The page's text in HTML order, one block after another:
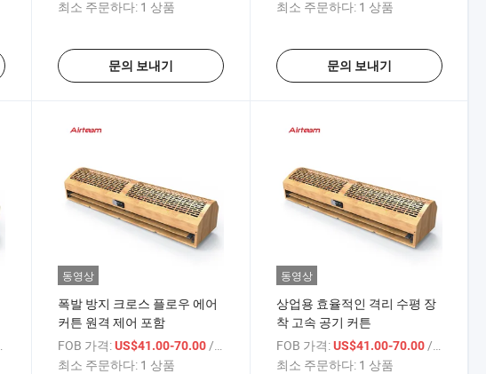
최소 주문하다: 1 상품
문의 보내기
최소 주문하다: 1 상품
문의 보내기
동영상
폭발 방지 크로스 플로우 에어
커튼 원격 제어 포함
FOB 가격: US$41.00-70.00 / 상품
최소 주문하다: 1 상품
동영상
상업용 효율적인 격리 수평 장
착 고속 공기 커튼
FOB 가격: US$41.00-70.00 / 상품
최소 주문하다: 1 상품